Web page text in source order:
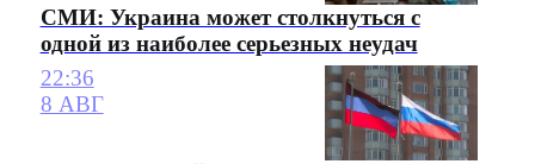
СМИ: Украина может столкнуться с
одной из наиболее серьезных неудач
22:36
8 АВГ